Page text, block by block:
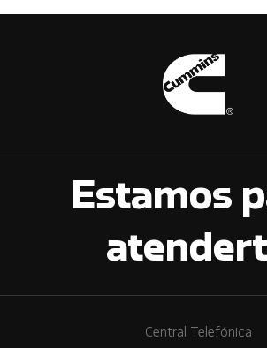
Estamos
Central Telefónica